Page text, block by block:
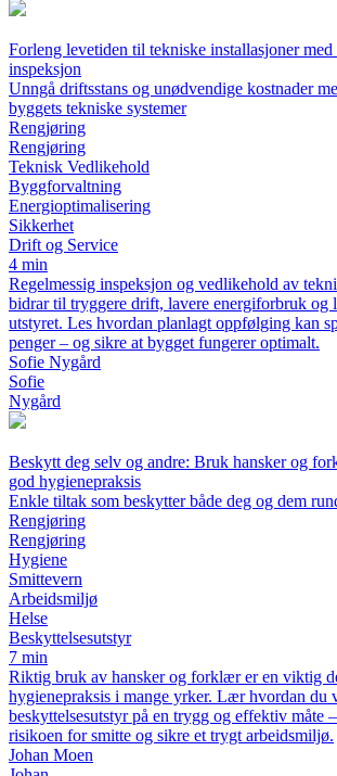
Forleng levetiden til tekniske installasjoner med
inspeksjon
Unngå driftsstans og unødvendige kostnader
byggets tekniske systemer
Rengjøring
Rengjøring
Teknisk Vedlikehold
Byggforvaltning
Energioptimalisering
Sikkerhet
Drift og Service
4 min
Regelmessig inspeksjon og vedlikehold av
bidrar til tryggere drift, lavere energiforbruk og
utstyret. Les hvordan planlagt oppfølging kan
penger – og sikre at bygget fungerer optimalt.
Sofie Nygård
Sofie
Nygård
Beskytt deg selv og andre: Bruk hansker og
god hygienepraksis
Enkle tiltak som beskytter både deg og dem
Rengjøring
Rengjøring
Hygiene
Smittevern
Arbeidsmiljø
Helse
Beskyttelsesutstyr
7 min
Riktig bruk av hansker og forklær er en viktig
hygienepraksis i mange yrker. Lær hvordan du
beskyttelsesutstyr på en trygg og effektiv måte
risikoen for smitte og sikre et trygt arbeidsmiljø.
Johan Moen